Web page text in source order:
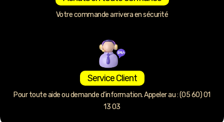
Votre commande arrivera en sécurité
Service Client
Pour toute aide ou demande d’information. Appeler au : (05 60) 01
13 03